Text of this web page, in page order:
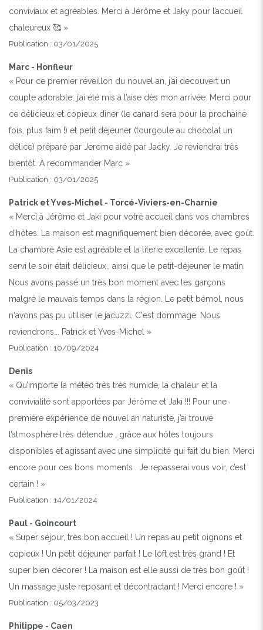
conviviaux et agréables. Merci à Jérôme et Jaky pour l’accueil
chaleureux 🥰 »
Publication : 03/01/2025
Marc - Honfleur
« Pour ce premier réveillon du nouvel an, j’ai decouvert un
couple adorable, j’ai été mis à l’aise dès mon arrivée. Merci pour
ce délicieux et copieux dîner (le canard sera pour la prochaine
fois, plus faim !) et petit déjeuner (tourgoule au chocolat un
délice) préparé par Jerome aidé par Jacky. Je reviendrai très
bientôt. À recommander Marc »
Publication : 03/01/2025
Patrick et Yves-Michel - Torcé-Viviers-en-Charnie
« Merci à Jérôme et Jaki pour votre accueil dans vos chambres
d'hôtes. La maison est magnifiquement bien décorée, avec goût.
La chambre Asie est agréable et la literie excellente. Le repas
servi le soir était délicieux., ainsi que le petit-déjeuner le matin.
Nous avons passé un très bon moment avec les garçons
malgré le mauvais temps dans la région. Le petit bémol, nous
n'avons pas pu utiliser le jacuzzi. C'est dommage. Nous
reviendrons... Patrick et Yves-Michel »
Publication : 10/09/2024
Denis
« Qu’importe la météo très très humide, la chaleur et la
convivialité sont apportées par Jérôme et Jaki !!! Pour une
première expérience de nouvel an naturiste, j’ai trouvé
l’atmosphère très détendue , grâce aux hôtes toujours
disponibles et agissant avec une simplicité qui fait du bien. Merci
encore pour ces bons moments . Je repasserai vous voir, c’est
certain ! »
Publication : 14/01/2024
Paul - Goincourt
« Super séjour, très bon accueil ! Un repas au petit oignons et
copieux ! Un petit déjeuner parfait ! Le loft est très grand ! Et
super bien décorer ! La maison est elle aussi de très bon goût !
Un massage juste reposant et décontractant ! Merci encore ! »
Publication : 05/03/2023
Philippe - Caen